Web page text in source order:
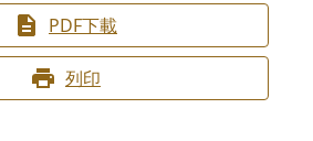
PDF下載
列印